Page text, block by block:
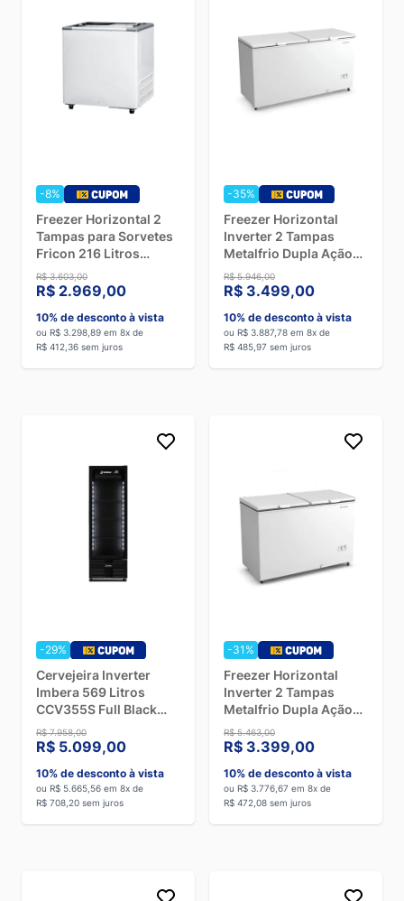
-8%
Freezer Horizontal 2
Tampas para Sorvetes
Fricon 216 Litros
Branco HCEB216V -
127V
R$ 3.603,00
R$ 2.969,00
10% de desconto à vista
ou R$ 3.298,89 em 8x de
R$ 412,36 sem juros
-35%
Freezer Horizontal
Inverter 2 Tampas
Metalfrio Dupla Ação
546 Litros DA550IF
Branco - Bivolt
R$ 5.946,00
R$ 3.499,00
10% de desconto à vista
ou R$ 3.887,78 em 8x de
R$ 485,97 sem juros
-29%
Cervejeira Inverter
Imbera 569 Litros
CCV355S Full Black
Bivolt
R$ 7.958,00
R$ 5.099,00
10% de desconto à vista
ou R$ 5.665,56 em 8x de
R$ 708,20 sem juros
-31%
Freezer Horizontal
Inverter 2 Tampas
Metalfrio Dupla Ação
419 Litros DA420IF
Branco - Bivolt
R$ 5.463,00
R$ 3.399,00
10% de desconto à vista
ou R$ 3.776,67 em 8x de
R$ 472,08 sem juros